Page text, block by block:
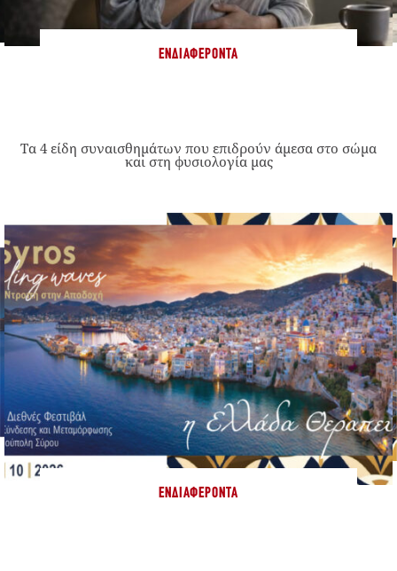
ΕΝΔΙΑΦΈΡΟΝΤΑ
Τα 4 είδη συναισθημάτων που επιδρούν άμεσα στο σώμα
και στη φυσιολογία μας
ΕΝΔΙΑΦΈΡΟΝΤΑ